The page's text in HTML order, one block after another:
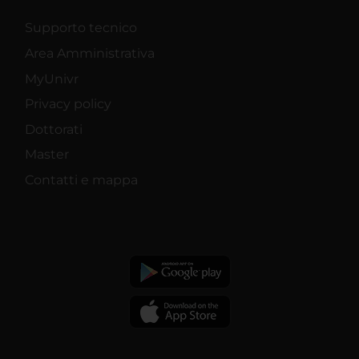
Supporto tecnico
Area Amministrativa
MyUnivr
Privacy policy
Dottorati
Master
Contatti e mappa